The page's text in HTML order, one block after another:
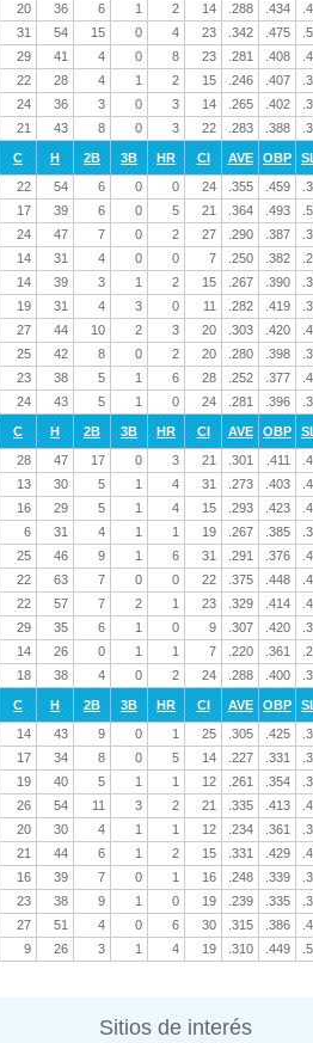
20 36 6 1 2 14 .288 .434
31 54 15 0 4 23 .342 .475
29 41 4 0 8 23 .281 .408
22 28 4 1 2 15 .246 .407
24 36 3 0 3 14 .265 .402
21 43 8 0 3 22 .283 .388
C H 2B 3B HR CI AVE OBP
22 54 6 0 0 24 .355 .459
17 39 6 0 5 21 .364 .493
24 47 7 0 2 27 .290 .387
14 31 4 0 0 7 .250 .382
14 39 3 1 2 15 .267 .390
19 31 4 3 0 11 .282 .419
27 44 10 2 3 20 .303 .420
25 42 8 0 2 20 .280 .398
23 38 5 1 6 28 .252 .377
24 43 5 1 0 24 .281 .396
C H 2B 3B HR CI AVE OBP
28 47 17 0 3 21 .301 .411
13 30 5 1 4 31 .273 .403
16 29 5 1 4 15 .293 .423
6 31 4 1 1 19 .267 .385
25 46 9 1 6 31 .291 .376
22 63 7 0 0 22 .375 .448
22 57 7 2 1 23 .329 .414
29 35 6 1 0 9 .307 .420
14 26 0 1 1 7 .220 .361
18 38 4 0 2 24 .288 .400
C H 2B 3B HR CI AVE OBP
14 43 9 0 1 25 .305 .425
17 34 8 0 5 14 .227 .331
19 40 5 1 1 12 .261 .354
26 54 11 3 2 21 .335 .413
20 30 4 1 1 12 .234 .361
21 44 6 1 2 15 .331 .429
16 39 7 0 1 16 .248 .339
23 38 9 1 0 19 .239 .335
27 51 4 0 6 30 .315 .386
9 26 3 1 4 19 .310 .449
Sitios de interés